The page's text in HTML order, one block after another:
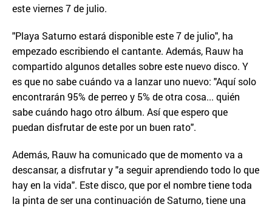
este viernes 7 de julio.
"Playa Saturno estará disponible este 7 de julio", ha
empezado escribiendo el cantante. Además, Rauw ha
compartido algunos detalles sobre este nuevo disco. Y
es que no sabe cuándo va a lanzar uno nuevo: "Aquí solo
encontrarán 95% de perreo y 5% de otra cosa... quién
sabe cuándo hago otro álbum. Así que espero que
puedan disfrutar de este por un buen rato".
Además, Rauw ha comunicado que de momento va a
descansar, a disfrutar y "a seguir aprendiendo todo lo que
hay en la vida". Este disco, que por el nombre tiene toda
la pinta de ser una continuación de Saturno, tiene una